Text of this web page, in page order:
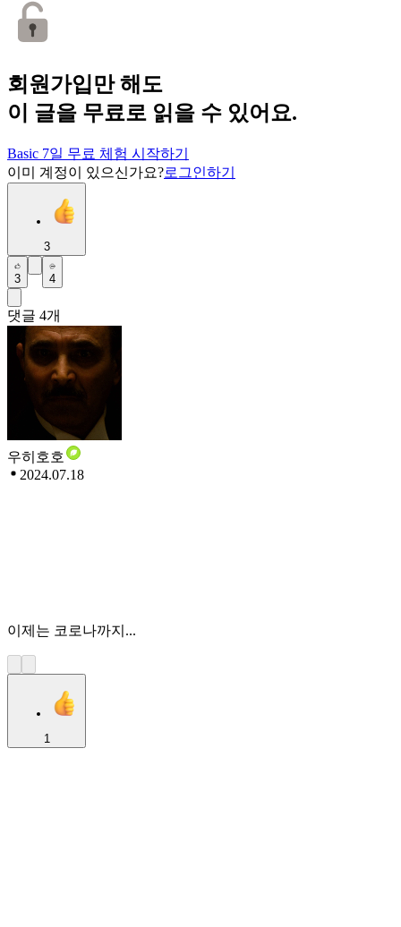
회원가입만 해도
이 글을 무료로 읽을 수 있어요.
Basic 7일 무료 체험 시작하기
이미 계정이 있으신가요?로그인하기
3
3 4
댓글 4개
우히호호
2024.07.18
이제는 코로나까지...
1